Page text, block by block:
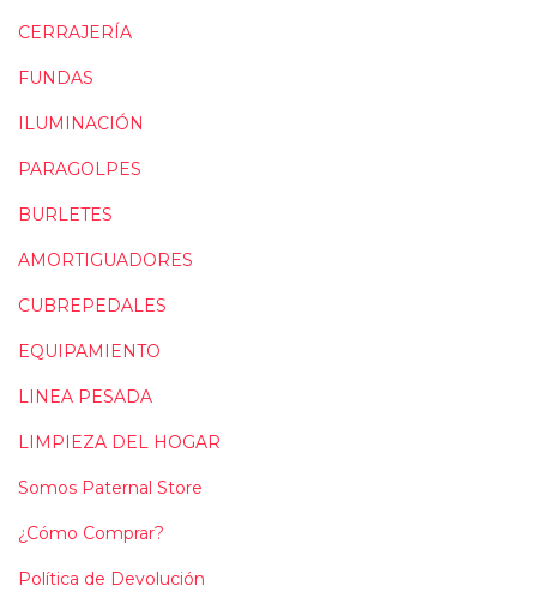
CERRAJERÍA
FUNDAS
ILUMINACIÓN
PARAGOLPES
BURLETES
AMORTIGUADORES
CUBREPEDALES
EQUIPAMIENTO
LINEA PESADA
LIMPIEZA DEL HOGAR
Somos Paternal Store
¿Cómo Comprar?
Política de Devolución